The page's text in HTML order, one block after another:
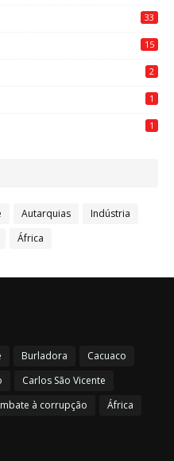
33
15
2
1
1
Autarquias
Indústria
África
Burladora
Cacuaco
Carlos São Vicente
à corrupção África